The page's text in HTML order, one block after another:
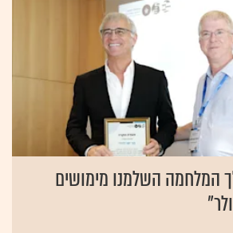
המלחמה השלמנו מימושים